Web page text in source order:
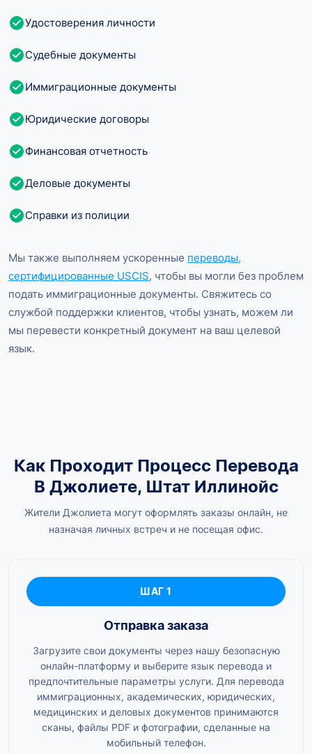
Удостоверения личности
Судебные документы
Иммиграционные документы
Юридические договоры
Финансовая отчетность
Деловые документы
Справки из полиции
Мы также выполняем ускоренные переводы,
сертифицированные USCIS, чтобы вы могли без проблем
подать иммиграционные документы. Свяжитесь со
службой поддержки клиентов, чтобы узнать, можем ли
мы перевести конкретный документ на ваш целевой
язык.
Как Проходит Процесс Перевода
В Джолиете, Штат Иллинойс
Жители Джолиета могут оформлять заказы онлайн, не
назначая личных встреч и не посещая офис.
ШАГ 1
Отправка заказа
Загрузите свои документы через нашу безопасную
онлайн-платформу и выберите язык перевода и
предпочтительные параметры услуги. Для перевода
иммиграционных, академических, юридических,
медицинских и деловых документов принимаются
сканы, файлы PDF и фотографии, сделанные на
мобильный телефон.